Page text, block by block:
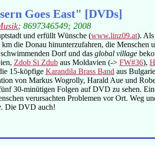
Goes East" [DVDs]
; 8697346549; 2008
und erfüllt Wünsche (www.linz09.at).
die Donau hinunterzufahren, die
Dorf und das global village
Zdob Si Zdub aus Moldavien (-> FW#36),
15-köpfige Karandila Brass Band aus
von Markus Wogrolly, Harald Aue und
30-minütigen Folgen auf DVD zu sehen.
verursachten Problemen vor Ort. Weg
Die DVD auch!